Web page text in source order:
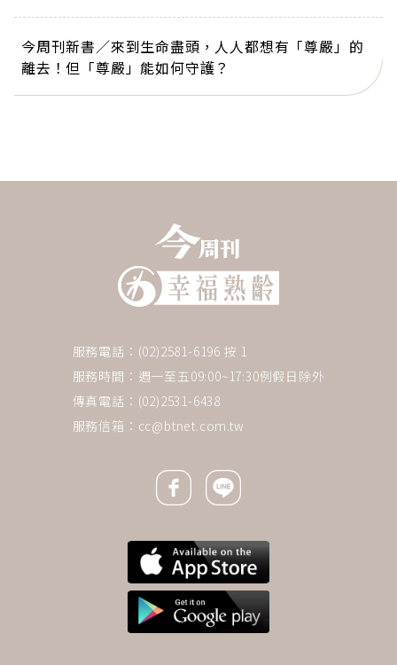
今周刊新書／來到生命盡頭，人人都想有「尊嚴」的
離去！但「尊嚴」能如何守護？
服務電話：(02)2581-6196 按 1
服務時間：週一至五09:00~17:30例假日除外
傳真電話：(02)2531-6438
服務信箱： cc@btnet.com.tw
Facebook icon
Line icon